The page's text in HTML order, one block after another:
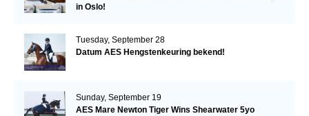
in Oslo!
Tuesday, September 28
Datum AES Hengstenkeuring bekend!
Sunday, September 19
AES Mare Newton Tiger Wins Shearwater 5yo